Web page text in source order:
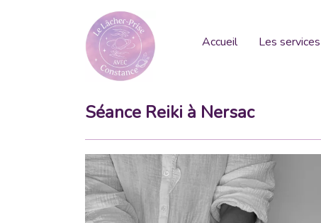
Accueil Les services
Séance Reiki à Nersac